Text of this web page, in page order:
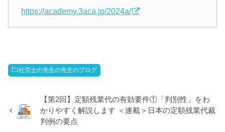
https://academy.3aca.jp/2024a/
社労士の先生の先生のブログ
【第2回】定額残業代の有効要件①「判別性」をわ
かりやすく解説します ＜連載＞日本の定額残業代裁
判例の要点